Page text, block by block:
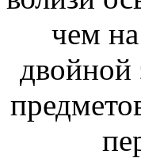
чем
двойной